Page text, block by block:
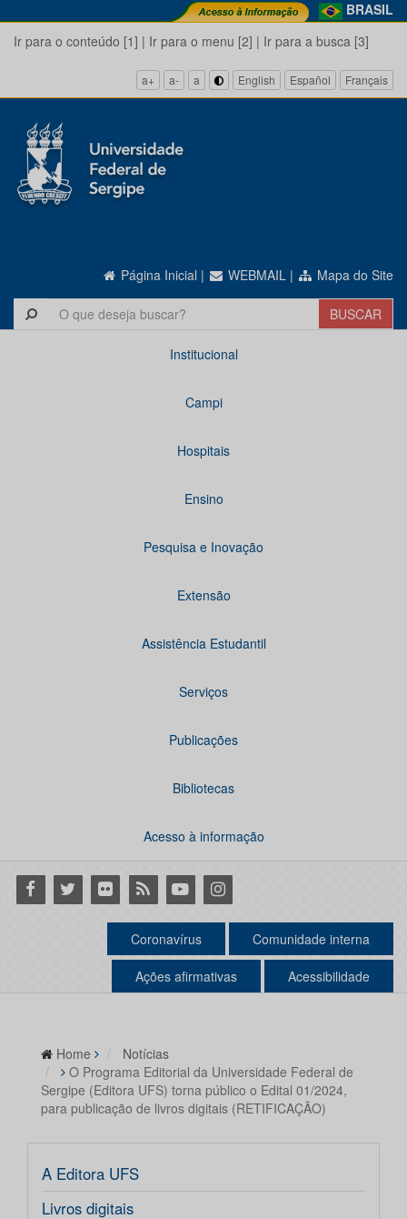
BRASIL
Ir para o conteúdo [1] | Ir para o menu [2] | Ir para a busca [3]
a+ a- a English Español Français
Página Inicial | WEBMAIL | Mapa do Site
Institucional
Campi
Hospitais
Ensino
Pesquisa e Inovação
Extensão
Assistência Estudantil
Serviços
Publicações
Bibliotecas
Acesso à informação
Facebook
Twitter Flickr RSS YoutubeInstagram
Coronavírus Comunidade interna
Ações afirmativas Acessibilidade
Home
Notícias
O Programa Editorial da Universidade Federal de
Sergipe (Editora UFS) torna público o Edital 01/2024,
para publicação de livros digitais (RETIFICAÇÃO)
A Editora UFS
Livros digitais